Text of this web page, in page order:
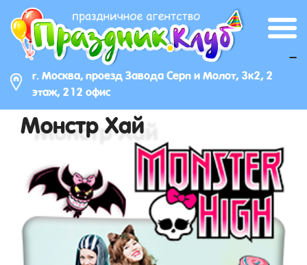
г. Москва, проезд Завода Серп и Молот, 3к2, 2
этаж, 212 офис
_
Монстр Хай